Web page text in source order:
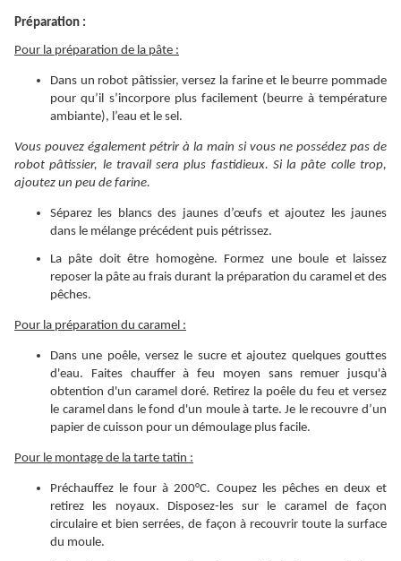
Préparation :
Pour la préparation de la pâte :
Dans un robot pâtissier, versez la farine et le beurre pommade
pour qu’il s’incorpore plus facilement (beurre à température
ambiante), l’eau et le sel.
Vous pouvez également pétrir à la main si vous ne possédez pas de
robot pâtissier, le travail sera plus fastidieux. Si la pâte colle trop,
ajoutez un peu de farine.
Séparez les blancs des jaunes d’œufs et ajoutez les jaunes
dans le mélange précédent puis pétrissez.
La pâte doit être homogène. Formez une boule et laissez
reposer la pâte au frais durant la préparation du caramel et des
pêches.
Pour la préparation du caramel :
Dans une poêle, versez le sucre et ajoutez quelques gouttes
d'eau. Faites chauffer à feu moyen sans remuer jusqu'à
obtention d'un caramel doré. Retirez la poêle du feu et versez
le caramel dans le fond d'un moule à tarte. Je le recouvre d’un
papier de cuisson pour un démoulage plus facile.
Pour le montage de la tarte tatin :
Préchauffez le four à 200°C. Coupez les pêches en deux et
retirez les noyaux. Disposez-les sur le caramel de façon
circulaire et bien serrées, de façon à recouvrir toute la surface
du moule.